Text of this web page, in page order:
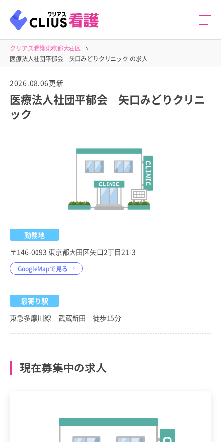
クリアス看護東京都大田区
医療法人社団平郁会 矢口みどりクリニック の求人
2026.08.06更新
医療法人社団平郁会 矢口みどりクリニ
ック
勤務地
〒146-0093 東京都大田区矢口2丁目21-3
GoogleMapで見る
最寄り駅
東急多摩川線 武蔵新田 徒歩15分
現在募集中の求人